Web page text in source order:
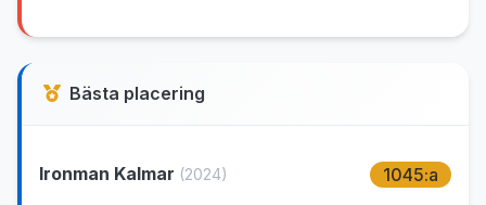
Bästa placering
Ironman Kalmar (2024) 1045:a